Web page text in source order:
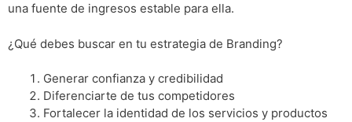
una fuente de ingresos estable para ella.
¿Qué debes buscar en tu estrategia de Branding?
Generar confianza y credibilidad
Diferenciarte de tus competidores
Fortalecer la identidad de los servicios y productos